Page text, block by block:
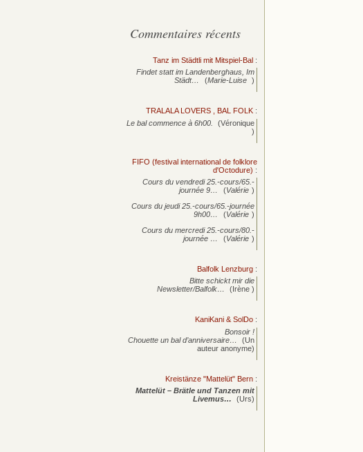
Commentaires récents
Tanz im Städtli mit Mitspiel-Bal :
Findet statt im Landenberghaus, Im
Städt…
(Marie-Luise )
TRALALA LOVERS , BAL FOLK :
Le bal commence à 6h00.
(Véronique
)
FIFO (festival international de folklore
d'Octodure) :
Cours du vendredi 25.-cours/65.-
journée 9… (Valérie )
Cours du jeudi 25.-cours/65.-journée
9h00…
(Valérie )
Cours du mercredi 25.-cours/80.-
journée … (Valérie )
Balfolk Lenzburg :
Bitte schickt mir die
Newsletter/Balfolk…
(Irène )
KaniKani & SolDo :
Bonsoir !
Chouette un bal d’anniversaire…
(Un
auteur anonyme)
Kreistänze "Mattelüt" Bern :
Mattelüt – Brätle und Tanzen mit
Livemus…
(Urs)